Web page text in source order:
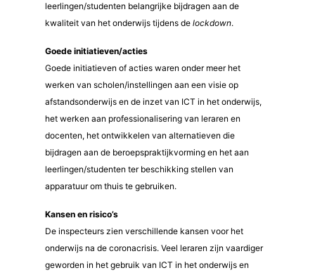
leerlingen/studenten belangrijke bijdragen aan de
kwaliteit van het onderwijs tijdens de lockdown.
Goede initiatieven/acties
Goede initiatieven of acties waren onder meer het
werken van scholen/instellingen aan een visie op
afstandsonderwijs en de inzet van ICT in het onderwijs,
het werken aan professionalisering van leraren en
docenten, het ontwikkelen van alternatieven die
bijdragen aan de beroepspraktijkvorming en het aan
leerlingen/studenten ter beschikking stellen van
apparatuur om thuis te gebruiken.
Kansen en risico’s
De inspecteurs zien verschillende kansen voor het
onderwijs na de coronacrisis. Veel leraren zijn vaardiger
geworden in het gebruik van ICT in het onderwijs en